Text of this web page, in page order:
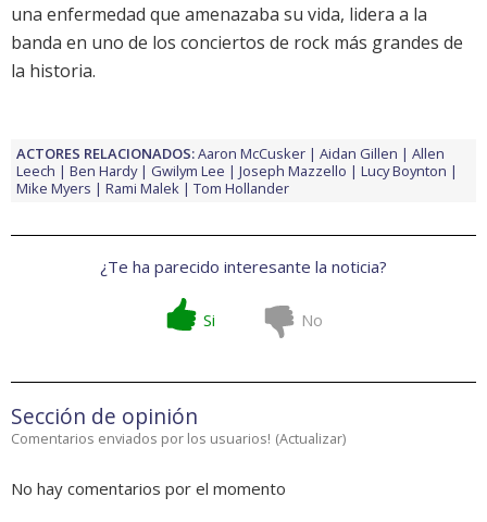
una enfermedad que amenazaba su vida, lidera a la
banda en uno de los conciertos de rock más grandes de
la historia.
ACTORES RELACIONADOS:Aaron McCusker Aidan Gillen
Allen
Leech
Ben Hardy Gwilym Lee Joseph Mazzello
Lucy Boynton
Mike Myers
Rami Malek Tom Hollander
¿Te ha parecido interesante la noticia?
Si No
Sección de opinión
Comentarios enviados por los usuarios! (Actualizar)
No hay comentarios por el momento